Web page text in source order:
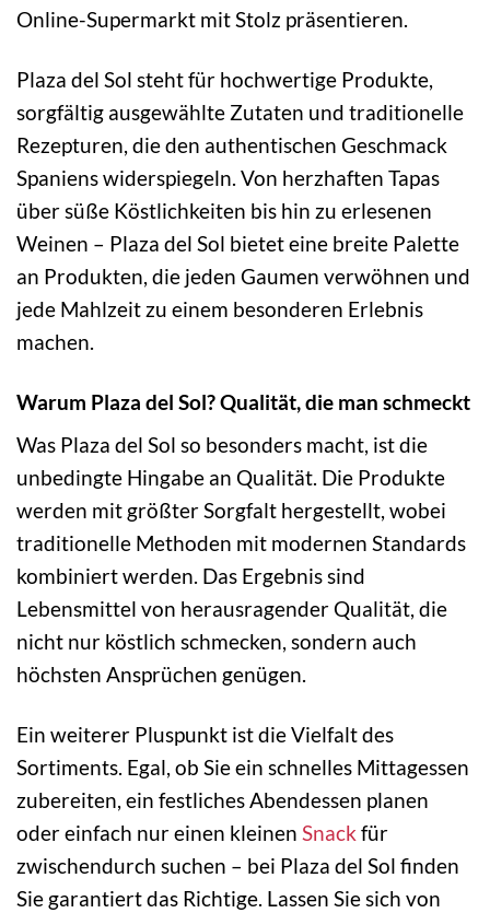
Online-Supermarkt mit Stolz präsentieren.
Plaza del Sol steht für hochwertige Produkte,
sorgfältig ausgewählte Zutaten und traditionelle
Rezepturen, die den authentischen Geschmack
Spaniens widerspiegeln. Von herzhaften Tapas
über süße Köstlichkeiten bis hin zu erlesenen
Weinen – Plaza del Sol bietet eine breite Palette
an Produkten, die jeden Gaumen verwöhnen und
jede Mahlzeit zu einem besonderen Erlebnis
machen.
Warum Plaza del Sol? Qualität, die man schmeckt
Was Plaza del Sol so besonders macht, ist die
unbedingte Hingabe an Qualität. Die Produkte
werden mit größter Sorgfalt hergestellt, wobei
traditionelle Methoden mit modernen Standards
kombiniert werden. Das Ergebnis sind
Lebensmittel von herausragender Qualität, die
nicht nur köstlich schmecken, sondern auch
höchsten Ansprüchen genügen.
Ein weiterer Pluspunkt ist die Vielfalt des
Sortiments. Egal, ob Sie ein schnelles Mittagessen
zubereiten, ein festliches Abendessen planen
oder einfach nur einen kleinen Snack für
zwischendurch suchen – bei Plaza del Sol finden
Sie garantiert das Richtige. Lassen Sie sich von